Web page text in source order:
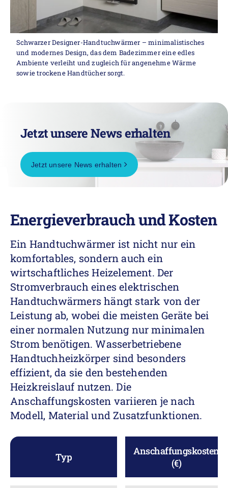
Schwarzer Designer-Handtuchwärmer – minimalistisches
und modernes Design, das dem Badezimmer eine edles
Ambiente verleiht und zugleich für angenehme Wärme
sowie trockene Handtücher sorgt.
Jetzt unsere News erhalten
Jetzt unsere News erhalten
Energieverbrauch und Kosten
Ein Handtuchwärmer ist nicht nur ein
komfortables, sondern auch ein
wirtschaftliches Heizelement. Der
Stromverbrauch eines elektrischen
Handtuchwärmers hängt stark von der
Leistung ab, wobei die meisten Geräte bei
einer normalen Nutzung nur minimalen
Strom benötigen. Wasserbetriebene
Handtuchheizkörper sind besonders
effizient, da sie den bestehenden
Heizkreislauf nutzen. Die
Anschaffungskosten variieren je nach
Modell, Material und Zusatzfunktionen.
Typ
Anschaffungskosten
(€)